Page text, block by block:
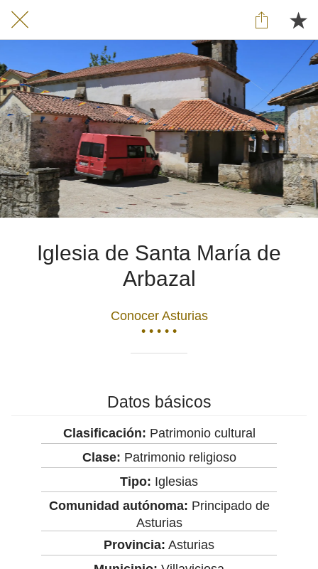
Iglesia de Santa María de
Arbazal
Conocer Asturias
• • • • •
Datos básicos
Clasificación: Patrimonio cultural
Clase: Patrimonio religioso
Tipo: Iglesias
Comunidad autónoma: Principado de
Asturias
Provincia: Asturias